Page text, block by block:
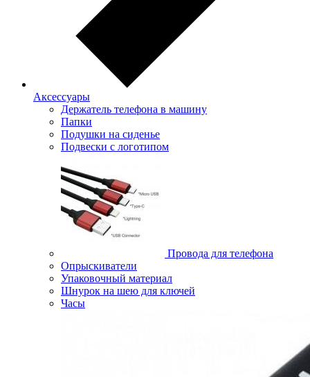
Аксессуары
Держатель телефона в машину
Папки
Подушки на сиденье
Подвески с логотипом
Провода для телефона
Опрыскиватели
Упаковочный материал
Шнурок на шею для ключей
Часы